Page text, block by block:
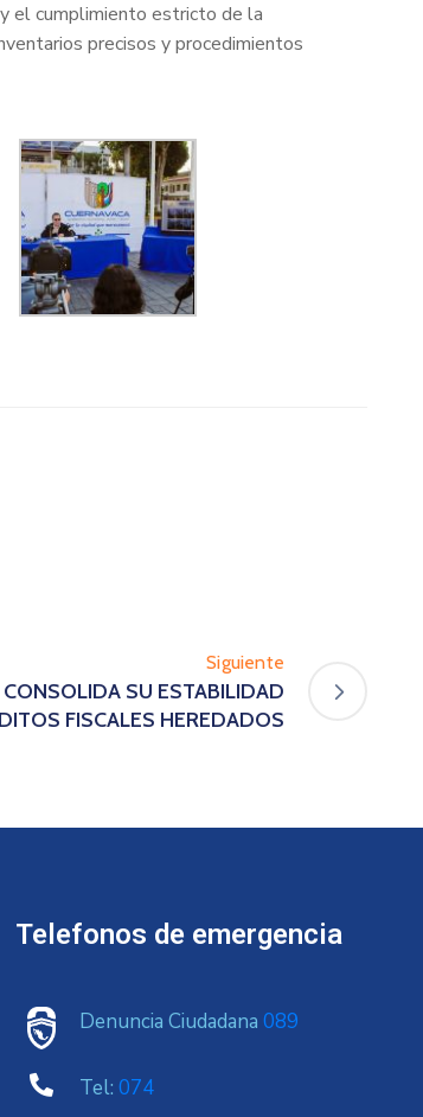
el cumplimiento estricto de la
precisos y procedimientos
Siguiente
SU ESTABILIDAD
FISCALES HEREDADOS
Telefonos de emergencia
Denuncia Ciudadana 089
Tel: 074